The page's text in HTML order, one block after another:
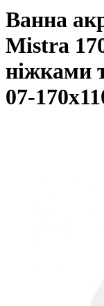
Ванна
Mistra
ніжками
07-